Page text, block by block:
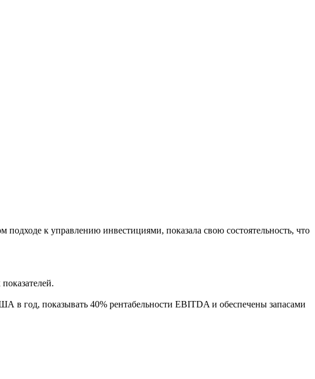
к управлению инвестициями, показала свою состоятельность, что
год, показывать 40% рентабельности EBITDA и обеспечены запасами